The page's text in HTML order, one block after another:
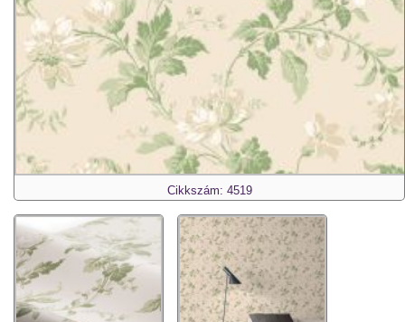
Cikkszám: 4519